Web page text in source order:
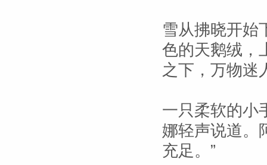
雪从拂晓开始
色的天鹅绒，
之下，万物迷
一只柔软的小
娜轻声说道。
充足。”